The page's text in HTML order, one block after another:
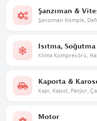
Şanzıman &
Isıtma,
Kaporta &
Motor